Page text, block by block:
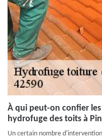
À qui peut-on confier
hydrofuge des toits à
Un certain nombre